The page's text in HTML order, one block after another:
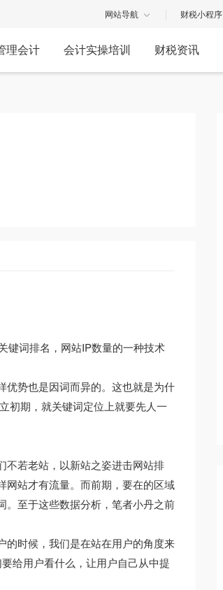
网站导航 财税小程序
理会计 会计实操培训 财税资讯
键词排名，网站IP数量的一种技术
优势也是因词而异的。这也就是为什
初期，就关键词定位上就要先人一
不若老站，以新站之姿进击网站排
网站才有流量。而前期，要在的区域
。至于这些数据分析，笔者小丹之前
的时候，我们是在站在用户的角度来
给用户看什么，让用户自己从中提